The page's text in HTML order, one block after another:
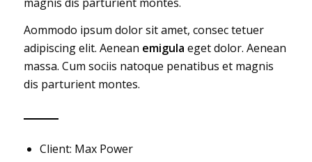
Aommodo ipsum dolor sit amet, consec tetuer
adipiscing elit. Aenean emigula eget dolor. Aenean
massa. Cum sociis natoque penatibus et magnis
dis parturient montes.
Client: Max Power